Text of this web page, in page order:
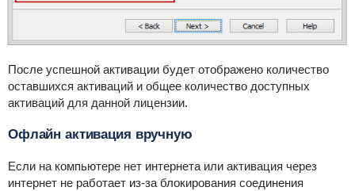
После успешной активации будет отображено количество
оставшихся активаций и общее количество доступных
активаций для данной лицензии.
Офлайн активация вручную
Если на компьютере нет интернета или активация через
интернет не работает из-за блокирования соединения